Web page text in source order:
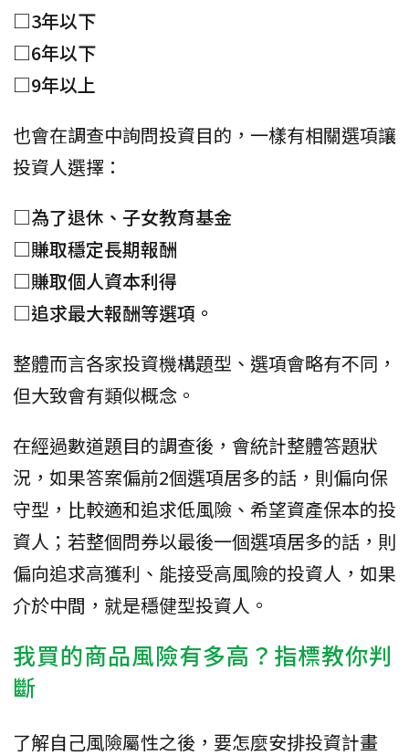
□3年以下
□6年以下
□9年以上
也會在調查中詢問投資目的，一樣有相關選項讓
投資人選擇：
□為了退休、子女教育基金
□賺取穩定長期報酬
□賺取個人資本利得
□追求最大報酬等選項。
整體而言各家投資機構題型、選項會略有不同，
但大致會有類似概念。
在經過數道題目的調查後，會統計整體答題狀
況，如果答案偏前2個選項居多的話，則偏向保
守型，比較適和追求低風險、希望資產保本的投
資人；若整個問券以最後一個選項居多的話，則
偏向追求高獲利、能接受高風險的投資人，如果
介於中間，就是穩健型投資人。
我買的商品風險有多高？指標教你判
斷
了解自己風險屬性之後，要怎麼安排投資計畫